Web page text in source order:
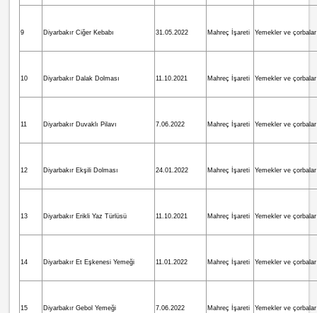
9 Diyarbakır Ciğer Kebabı 31.05.2022 Mahreç İşareti Yemekler ve çorbalar
10 Diyarbakır Dalak Dolması 11.10.2021 Mahreç İşareti Yemekler ve çorbalar
11 Diyarbakır Duvaklı Pilavı 7.06.2022 Mahreç İşareti Yemekler ve çorbalar
12 Diyarbakır Ekşili Dolması 24.01.2022 Mahreç İşareti Yemekler ve çorbalar
13 Diyarbakır Erikli Yaz Türlüsü 11.10.2021 Mahreç İşareti Yemekler ve çorbalar
14 Diyarbakır Et Eşkenesi Yemeği 11.01.2022 Mahreç İşareti Yemekler ve çorbalar
15 Diyarbakır Gebol Yemeği 7.06.2022 Mahreç İşareti Yemekler ve çorbalar